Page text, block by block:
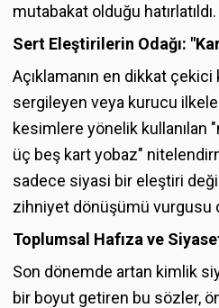
mutabakat olduğu hatırlatıldı.
Sert Eleştirilerin Odağı:
Açıklamanın en dikkat
sergileyen veya kurucu
kesimlere yönelik kullanılan
üç beş kart yobaz"
sadece siyasi bir eleştiri
zihniyet dönüşümü vurgusu
Toplumsal Hafıza ve
Son dönemde artan kimlik
bir boyut getiren bu sözler,